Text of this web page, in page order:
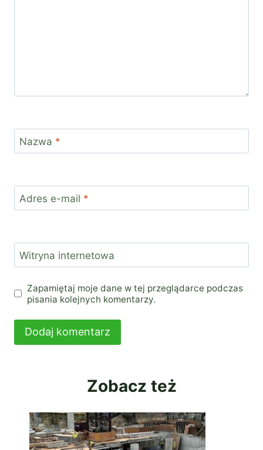
Nazwa *
Adres e-mail *
Witryna internetowa
Zapamiętaj moje dane w tej przeglądarce podczas
pisania kolejnych komentarzy.
Zobacz też